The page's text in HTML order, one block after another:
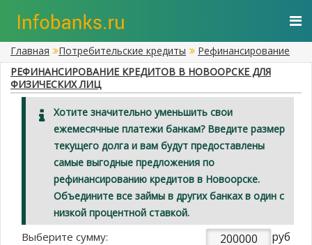
Главная Потребительские кредиты
Рефинансирование
РЕФИНАНСИРОВАНИЕ КРЕДИТОВ В НОВООРСКЕ ДЛЯ
ФИЗИЧЕСКИХ ЛИЦ
Хотите значительно уменьшить свои
ежемесячные платежи банкам? Введите размер
текущего долга и вам будут предоставлены
самые выгодные предложения по
рефинансированию кредитов в Новоорске.
Объедините все займы в других банках в один с
низкой процентной ставкой.
Выберите сумму: руб